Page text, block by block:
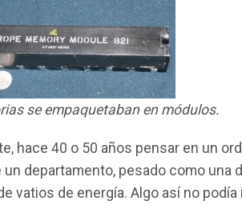
se empaquetaban en módulos.
hace 40 o 50 años pensar en un
un departamento, pesado como una
vatios de energí­a. Algo así­ no